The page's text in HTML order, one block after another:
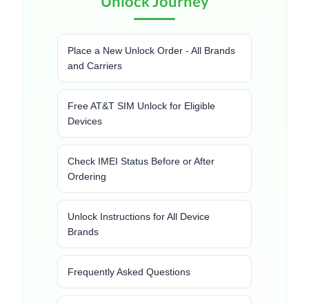
Place a New Unlock Order - All Brands
and Carriers
Free AT&T SIM Unlock for Eligible
Devices
Check IMEI Status Before or After
Ordering
Unlock Instructions for All Device
Brands
Frequently Asked Questions